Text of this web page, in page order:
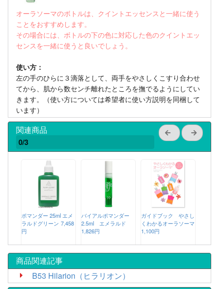
オーラソーマのボトルは、クイントエッセンスと一緒に使う
ことをおすすめします。
その場合には、ボトルの下の色に対応した色のクイントエッ
センスを一緒に使うと良いでしょう。
使い方：
左の手のひらに３滴落として、両手をやさしくこすり合わせ
てから、肌から数センチ離れたところを撫でるようにしてい
きます。（使い方については希望者に使い方説明を同梱して
います）
関連商品
0/3
ポマンダー 25ml エメ
ラルドグリーン 7,458
円
バイアルポマンダー
2.5ml エメラルド
1,826円
ガイドブック やさし
くわかるオーラソーマ
1,100円
商品関連記事
B53 Hilarion（ヒラリオン）